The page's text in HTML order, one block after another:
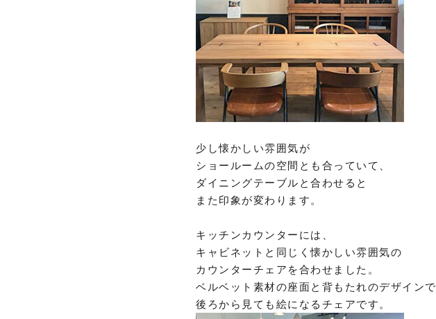
少し懐かしい雰囲気が
ショールームの空間とも合っていて、
ダイニングテーブルと合わせると
また印象が変わります。
キッチンカウンターには、
キャビネットと同じく懐かしい雰囲気の
カウンターチェアを合わせました。
ベルベット素材の座面と背もたれのデザインで
後ろから見ても絵になるチェアです。